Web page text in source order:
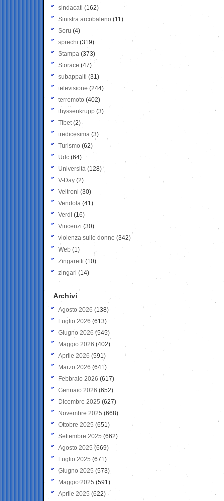
sindacati (162)
Sinistra arcobaleno (11)
Soru (4)
sprechi (319)
Stampa (373)
Storace (47)
subappalti (31)
televisione(244)
terremoto (402)
thyssenkrupp (3)
Tibet(2)
tredicesima (3)
Turismo (62)
Udc (64)
Università (128)
V-Day (2)
Veltroni (30)
Vendola (41)
Verdi (16)
Vincenzi (30)
violenza sulle donne (342)
Web (1)
Zingaretti (10)
zingari (14)
Archivi
Agosto 2026 (138)
Luglio 2026 (613)
Giugno 2026 (545)
Maggio 2026 (402)
Aprile 2026 (591)
Marzo 2026 (641)
Febbraio 2026 (617)
Gennaio 2026 (652)
Dicembre 2025 (627)
Novembre 2025 (668)
Ottobre 2025 (651)
Settembre 2025 (662)
Agosto 2025 (669)
Luglio 2025 (671)
Giugno 2025 (573)
Maggio 2025 (591)
Aprile 2025 (622)